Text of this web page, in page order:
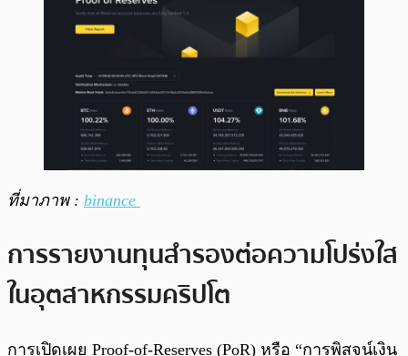
ที่มาภาพ : binance
การรายงานทุนสำรองต่อความโปร่งใส
ในอุตสาหกรรมคริปโต
การเปิดเผย Proof-of-Reserves (PoR) หรือ “การพิสูจน์เงิน